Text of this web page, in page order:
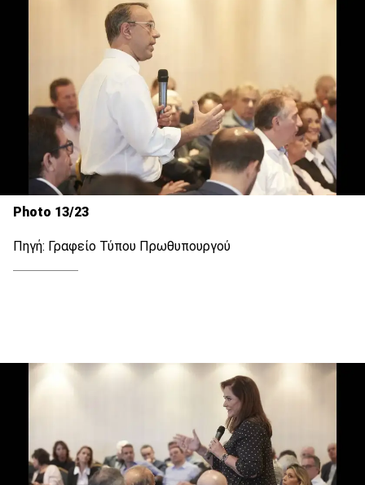
Photo 13/23
Πηγή: Γραφείο Τύπου Πρωθυπουργού